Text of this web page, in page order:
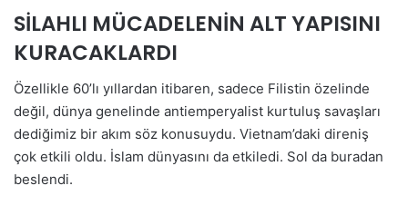
SİLAHLI MÜCADELENİN ALT YAPISINI
KURACAKLARDI
Özellikle 60’lı yıllardan itibaren, sadece Filistin özelinde
değil, dünya genelinde antiemperyalist kurtuluş savaşları
dediğimiz bir akım söz konusuydu. Vietnam’daki direniş
çok etkili oldu. İslam dünyasını da etkiledi. Sol da buradan
beslendi.